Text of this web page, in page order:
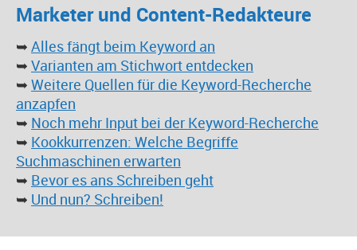
Marketer und Content-Redakteure
➥ Alles fängt beim Keyword an
➥ Varianten am Stichwort entdecken
➥ Weitere Quellen für die Keyword-Recherche
anzapfen
➥ Noch mehr Input bei der Keyword-Recherche
➥ Kookkurrenzen: Welche Begriffe
Suchmaschinen erwarten
➥ Bevor es ans Schreiben geht
➥ Und nun? Schreiben!